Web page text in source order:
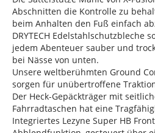
Abschnitten die Kontrolle zu
beim Anhalten den Fuß einfach
DRYTECH Edelstahlschutzbleche
jedem Abenteuer sauber und
bei Nässe von unten.
Unsere weltberühmten Ground
sorgen für unübertroffene
Der Heck-Gepäckträger mit
Fahrradtaschen hat eine
Integriertes Lezyne Super HB